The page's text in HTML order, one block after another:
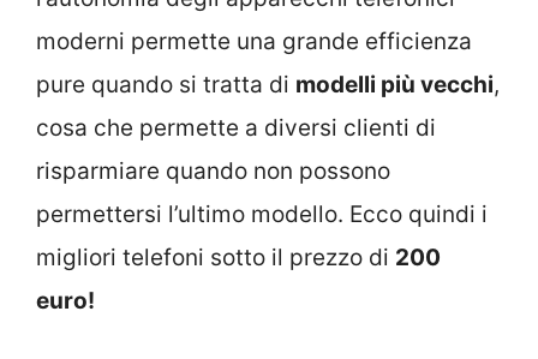
moderni permette una grande efficienza
pure quando si tratta di modelli più vecchi,
cosa che permette a diversi clienti di
risparmiare quando non possono
permettersi l’ultimo modello. Ecco quindi i
migliori telefoni sotto il prezzo di 200
euro!